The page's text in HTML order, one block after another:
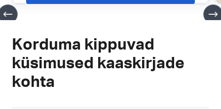
Korduma kippuvad
küsimused kaaskirjade
kohta